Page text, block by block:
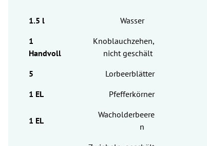
Wasser
Knoblauchzehen,
nicht geschält
Lorbeerblätter
Pfefferkörner
Wacholderbeere
n